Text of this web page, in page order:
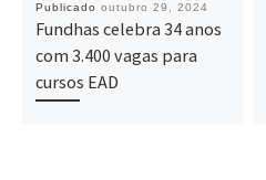
Publicado outubro 29, 2024
Fundhas celebra 34 anos
com 3.400 vagas para
cursos EAD